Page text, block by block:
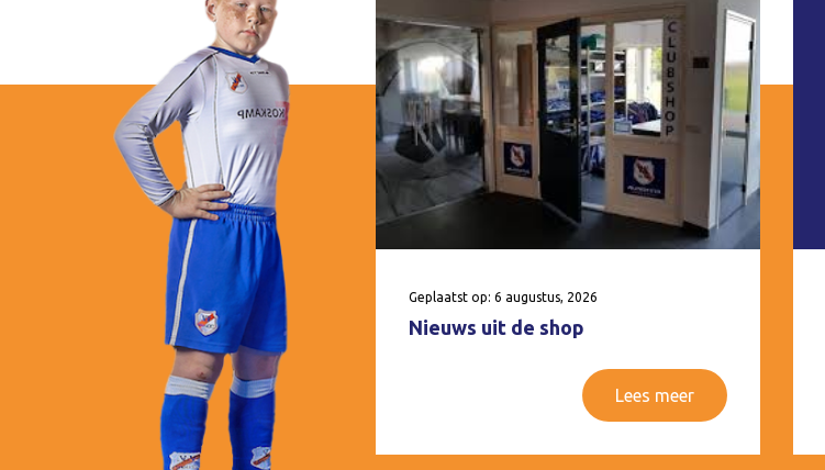
Geplaatst op: 6 augustus, 2026
Nieuws uit de shop
Lees meer